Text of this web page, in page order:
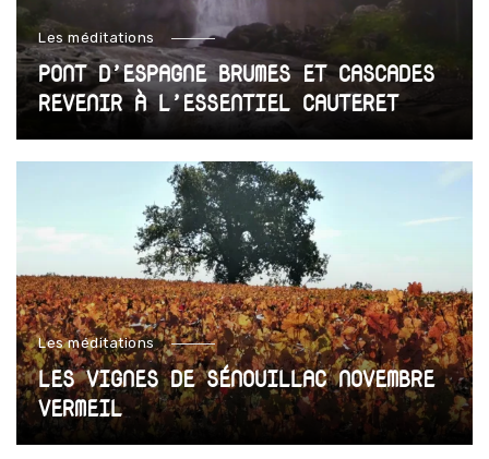
Les méditations
PONT D’ESPAGNE BRUMES ET CASCADES
REVENIR À L’ESSENTIEL CAUTERET
Les méditations
LES VIGNES DE SÉNOUILLAC NOVEMBRE
VERMEIL